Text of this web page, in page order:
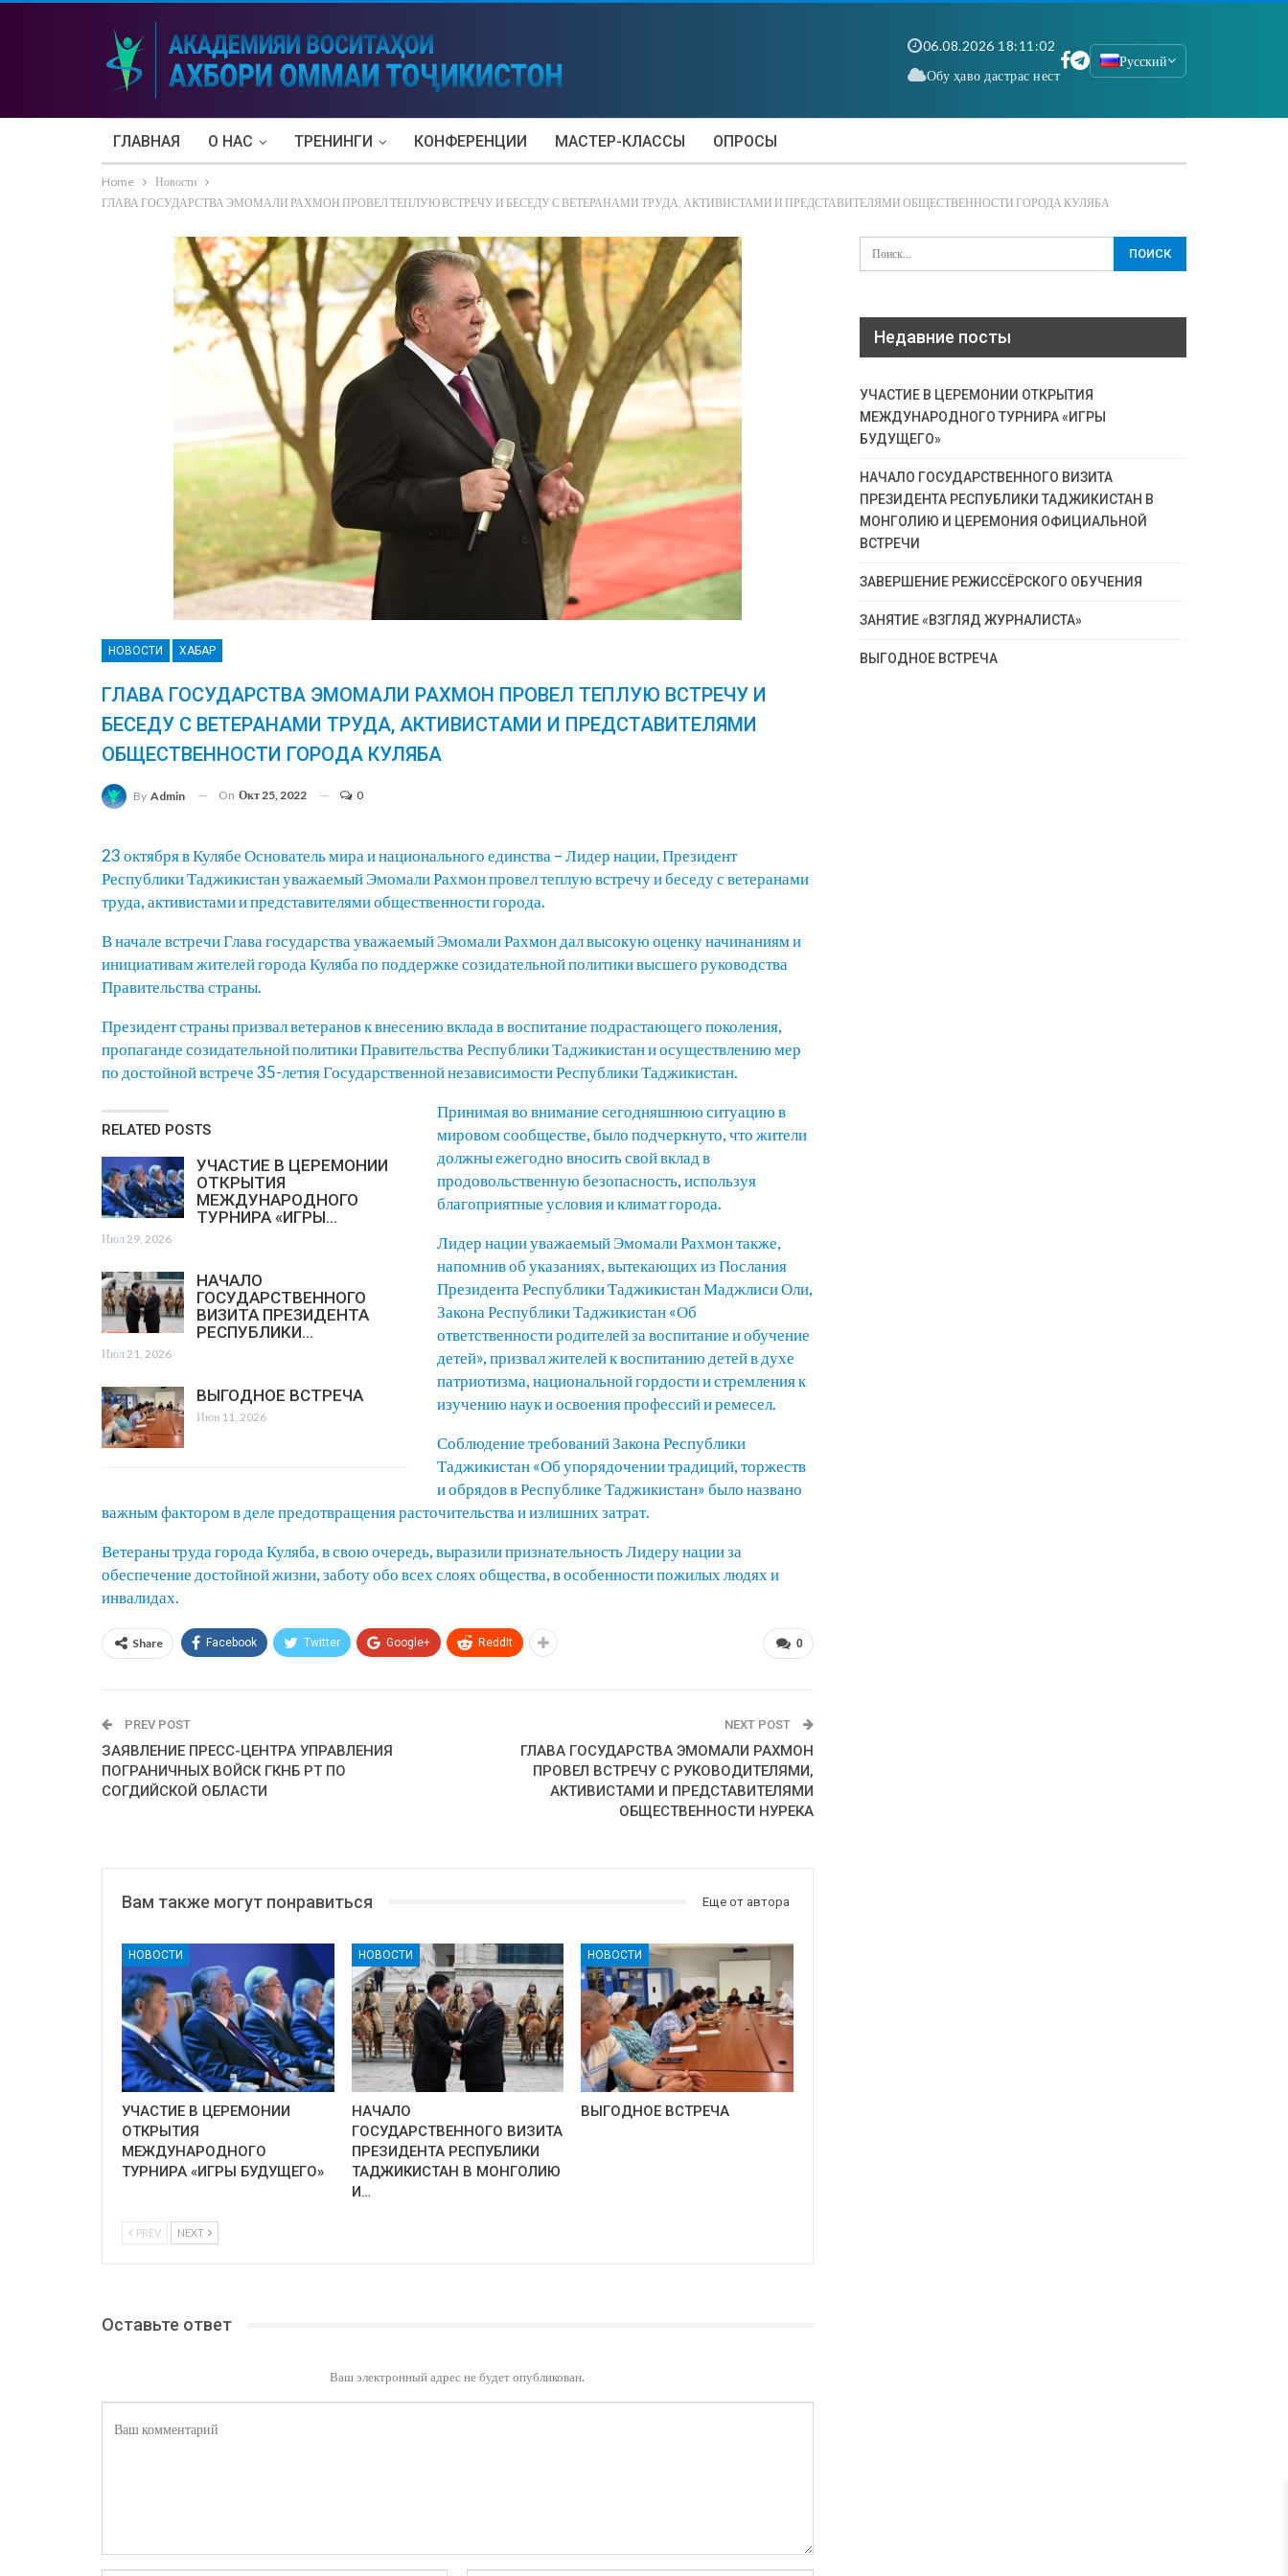
06.08.2026 18:11:03
Обу ҳаво дастрас нест
Русский
ГЛАВНАЯ О НАС ТРЕНИНГИ КОНФЕРЕНЦИИ МАСТЕР-КЛАССЫ ОПРОСЫ
Home
Новости
ГЛАВА ГОСУДАРСТВА ЭМОМАЛИ РАХМОН ПРОВЕЛ ТЕПЛУЮ ВСТРЕЧУ И БЕСЕДУ С ВЕТЕРАНАМИ ТРУДА, АКТИВИСТАМИ И ПРЕДСТАВИТЕЛЯМИ ОБЩЕСТВЕННОСТИ ГОРОДА КУЛЯБА
НОВОСТИ ХАБАР
ГЛАВА ГОСУДАРСТВА ЭМОМАЛИ РАХМОН ПРОВЕЛ ТЕПЛУЮ ВСТРЕЧУ И
БЕСЕДУ С ВЕТЕРАНАМИ ТРУДА, АКТИВИСТАМИ И ПРЕДСТАВИТЕЛЯМИ
ОБЩЕСТВЕННОСТИ ГОРОДА КУЛЯБА
By Admin On Окт 25, 2022 0
23 октября в Кулябе Основатель мира и национального единства – Лидер нации, Президент
Республики Таджикистан уважаемый Эмомали Рахмон провел теплую встречу и беседу с ветеранами
труда, активистами и представителями общественности города.
В начале встречи Глава государства уважаемый Эмомали Рахмон дал высокую оценку начинаниям и
инициативам жителей города Куляба по поддержке созидательной политики высшего руководства
Правительства страны.
Президент страны призвал ветеранов к внесению вклада в воспитание подрастающего поколения,
пропаганде созидательной политики Правительства Республики Таджикистан и осуществлению мер
по достойной встрече 35-летия Государственной независимости Республики Таджикистан.
RELATED POSTS
УЧАСТИЕ В ЦЕРЕМОНИИ
ОТКРЫТИЯ
МЕЖДУНАРОДНОГО
ТУРНИРА «ИГРЫ…
Июл 29, 2026
НАЧАЛО
ГОСУДАРСТВЕННОГО
ВИЗИТА ПРЕЗИДЕНТА
РЕСПУБЛИКИ…
Июл 21, 2026
ВЫГОДНОЕ ВСТРЕЧА
Июн 11, 2026
Принимая во внимание сегодняшнюю ситуацию в
мировом сообществе, было подчеркнуто, что жители
должны ежегодно вносить свой вклад в
продовольственную безопасность, используя
благоприятные условия и климат города.
Лидер нации уважаемый Эмомали Рахмон также,
напомнив об указаниях, вытекающих из Послания
Президента Республики Таджикистан Маджлиси Оли,
Закона Республики Таджикистан «Об
ответственности родителей за воспитание и обучение
детей», призвал жителей к воспитанию детей в духе
патриотизма, национальной гордости и стремления к
изучению наук и освоения профессий и ремесел.
Соблюдение требований Закона Республики
Таджикистан «Об упорядочении традиций, торжеств
и обрядов в Республике Таджикистан» было названо
важным фактором в деле предотвращения расточительства и излишних затрат.
Ветераны труда города Куляба, в свою очередь, выразили признательность Лидеру нации за
обеспечение достойной жизни, заботу обо всех слоях общества, в особенности пожилых людях и
инвалидах.
0
Share Facebook Twitter Google+ ReddIt
PREV POST
ЗАЯВЛЕНИЕ ПРЕСС-ЦЕНТРА УПРАВЛЕНИЯ
ПОГРАНИЧНЫХ ВОЙСК ГКНБ РТ ПО
СОГДИЙСКОЙ ОБЛАСТИ
NEXT POST
ГЛАВА ГОСУДАРСТВА ЭМОМАЛИ РАХМОН
ПРОВЕЛ ВСТРЕЧУ С РУКОВОДИТЕЛЯМИ,
АКТИВИСТАМИ И ПРЕДСТАВИТЕЛЯМИ
ОБЩЕСТВЕННОСТИ НУРЕКА
Вам также могут понравиться Еще от автора
НОВОСТИ
УЧАСТИЕ В ЦЕРЕМОНИИ
ОТКРЫТИЯ
МЕЖДУНАРОДНОГО
ТУРНИРА «ИГРЫ БУДУЩЕГО»
НОВОСТИ
НАЧАЛО
ГОСУДАРСТВЕННОГО ВИЗИТА
ПРЕЗИДЕНТА РЕСПУБЛИКИ
ТАДЖИКИСТАН В МОНГОЛИЮ
И…
НОВОСТИ
ВЫГОДНОЕ ВСТРЕЧА
PREV NEXT
Оставьте ответ
Ваш электронный адрес не будет опубликован.
Недавние посты
УЧАСТИЕ В ЦЕРЕМОНИИ ОТКРЫТИЯ
МЕЖДУНАРОДНОГО ТУРНИРА «ИГРЫ
БУДУЩЕГО»
НАЧАЛО ГОСУДАРСТВЕННОГО ВИЗИТА
ПРЕЗИДЕНТА РЕСПУБЛИКИ ТАДЖИКИСТАН В
МОНГОЛИЮ И ЦЕРЕМОНИЯ ОФИЦИАЛЬНОЙ
ВСТРЕЧИ
ЗАВЕРШЕНИЕ РЕЖИССЁРСКОГО ОБУЧЕНИЯ
ЗАНЯТИЕ «ВЗГЛЯД ЖУРНАЛИСТА»
ВЫГОДНОЕ ВСТРЕЧА